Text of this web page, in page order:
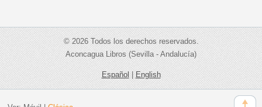
© 2026 Todos los derechos reservados.
Aconcagua Libros (Sevilla - Andalucía)
Español|English